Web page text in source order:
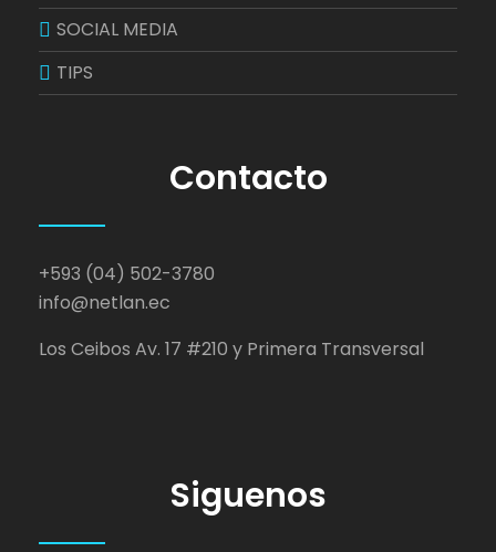
SOCIAL MEDIA
TIPS
Contacto
+593 (04) 502-3780
info@netlan.ec
Los Ceibos Av. 17 #210 y Primera Transversal
Siguenos